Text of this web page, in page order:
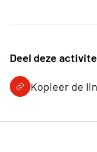
Deel deze
Kopieer de